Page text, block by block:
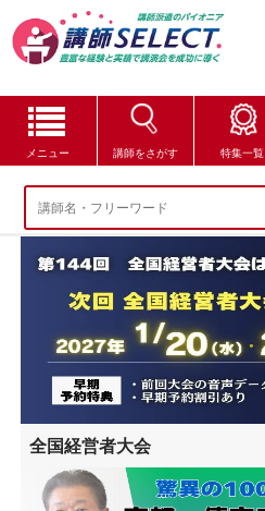
メニュー 講師をさがす 特集一覧
講師をさがす
特集一覧
講師セレクトが選ばれる理由
ブログ・コラム
はじめての方へ
ご相談・お見積
全国経営者大会